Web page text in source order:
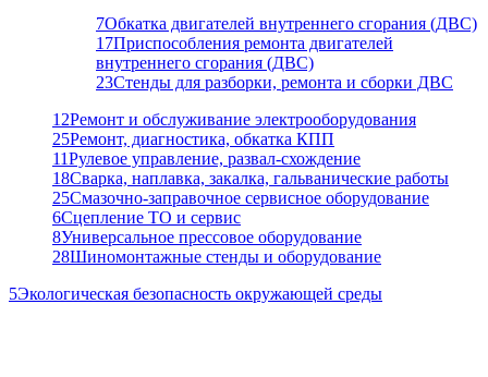
7Обкатка двигателей внутреннего сгорания (ДВС)
17Приспособления ремонта двигателей
внутреннего сгорания (ДВС)
23Стенды для разборки, ремонта и сборки ДВС
12Ремонт и обслуживание электрооборудования
25Ремонт, диагностика, обкатка КПП
11Рулевое управление, развал-схождение
18Сварка, наплавка, закалка, гальванические работы
25Смазочно-заправочное сервисное оборудование
6Сцепление ТО и сервис
8Универсальное прессовое оборудование
28Шиномонтажные стенды и оборудование
5Экологическая безопасность окружающей среды